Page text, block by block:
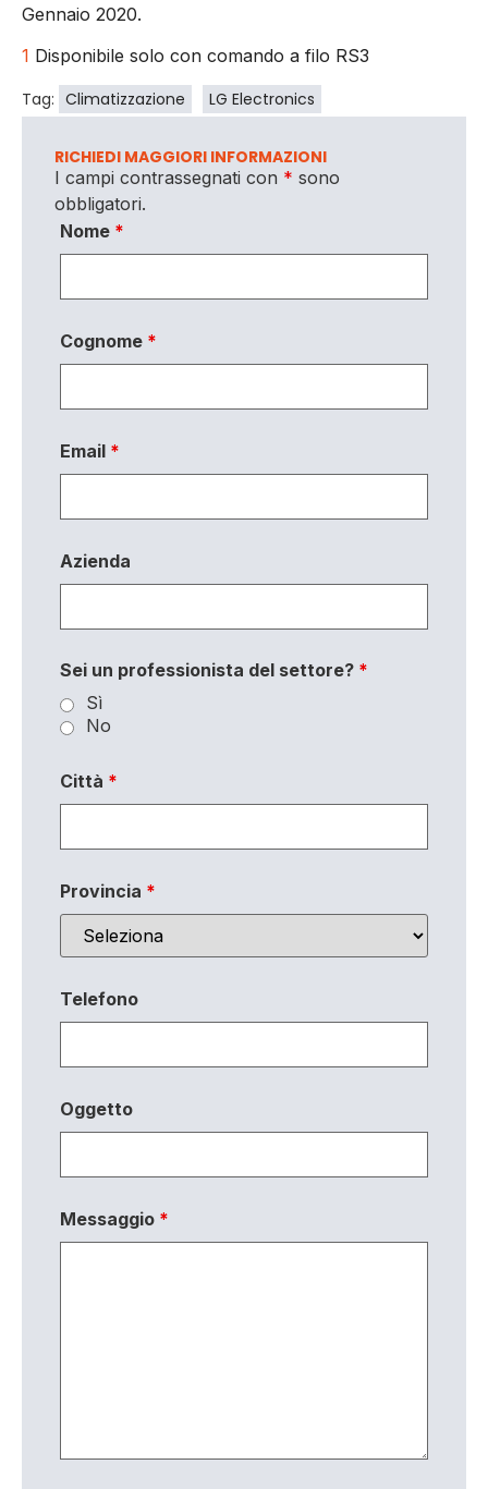
Gennaio 2020.
1 Disponibile solo con comando a filo RS3
Tag: Climatizzazione LG Electronics
RICHIEDI MAGGIORI INFORMAZIONI
I campi contrassegnati con * sono
obbligatori.
Nome *
Cognome *
Email *
Azienda
Sei un professionista del settore? *
Sì
No
Città *
Provincia *
Telefono
Oggetto
Messaggio *